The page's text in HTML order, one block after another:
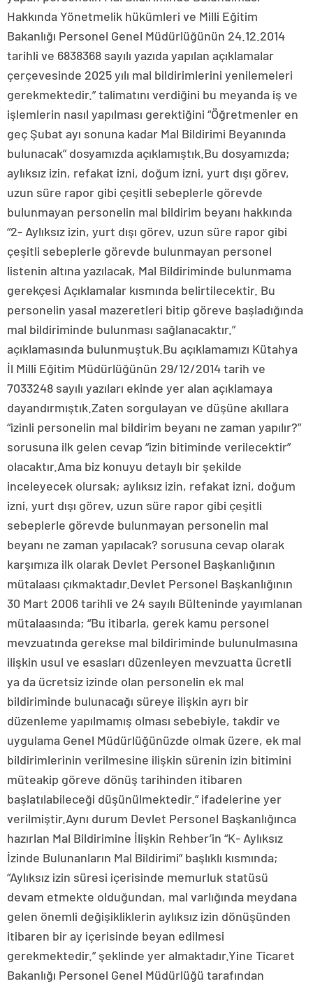
Hakkında Yönetmelik hükümleri ve Milli Eğitim
Bakanlığı Personel Genel Müdürlüğünün 24.12.2014
tarihli ve 6838368 sayılı yazıda yapılan açıklamalar
çerçevesinde 2025 yılı mal bildirimlerini yenilemeleri
gerekmektedir.” talimatını verdiğini bu meyanda iş ve
işlemlerin nasıl yapılması gerektiğini “Öğretmenler en
geç Şubat ayı sonuna kadar Mal Bildirimi Beyanında
bulunacak” dosyamızda açıklamıştık.Bu dosyamızda;
aylıksız izin, refakat izni, doğum izni, yurt dışı görev,
uzun süre rapor gibi çeşitli sebeplerle görevde
bulunmayan personelin mal bildirim beyanı hakkında
“2- Aylıksız izin, yurt dışı görev, uzun süre rapor gibi
çeşitli sebeplerle görevde bulunmayan personel
listenin altına yazılacak, Mal Bildiriminde bulunmama
gerekçesi Açıklamalar kısmında belirtilecektir. Bu
personelin yasal mazeretleri bitip göreve başladığında
mal bildiriminde bulunması sağlanacaktır.”
açıklamasında bulunmuştuk.Bu açıklamamızı Kütahya
İl Milli Eğitim Müdürlüğünün 29/12/2014 tarih ve
7033248 sayılı yazıları ekinde yer alan açıklamaya
dayandırmıştık.Zaten sorgulayan ve düşüne akıllara
“izinli personelin mal bildirim beyanı ne zaman yapılır?”
sorusuna ilk gelen cevap “izin bitiminde verilecektir”
olacaktır.Ama biz konuyu detaylı bir şekilde
inceleyecek olursak; aylıksız izin, refakat izni, doğum
izni, yurt dışı görev, uzun süre rapor gibi çeşitli
sebeplerle görevde bulunmayan personelin mal
beyanı ne zaman yapılacak? sorusuna cevap olarak
karşımıza ilk olarak Devlet Personel Başkanlığının
mütalaası çıkmaktadır.Devlet Personel Başkanlığının
30 Mart 2006 tarihli ve 24 sayılı Bülteninde yayımlanan
mütalaasında; “Bu itibarla, gerek kamu personel
mevzuatında gerekse mal bildiriminde bulunulmasına
ilişkin usul ve esasları düzenleyen mevzuatta ücretli
ya da ücretsiz izinde olan personelin ek mal
bildiriminde bulunacağı süreye ilişkin ayrı bir
düzenleme yapılmamış olması sebebiyle, takdir ve
uygulama Genel Müdürlüğünüzde olmak üzere, ek mal
bildirimlerinin verilmesine ilişkin sürenin izin bitimini
müteakip göreve dönüş tarihinden itibaren
başlatılabileceği düşünülmektedir.” ifadelerine yer
verilmiştir.Aynı durum Devlet Personel Başkanlığınca
hazırlan Mal Bildirimine İlişkin Rehber’in “K- Aylıksız
İzinde Bulunanların Mal Bildirimi” başlıklı kısmında;
“Aylıksız izin süresi içerisinde memurluk statüsü
devam etmekte olduğundan, mal varlığında meydana
gelen önemli değişikliklerin aylıksız izin dönüşünden
itibaren bir ay içerisinde beyan edilmesi
gerekmektedir.” şeklinde yer almaktadır.Yine Ticaret
Bakanlığı Personel Genel Müdürlüğü tarafından